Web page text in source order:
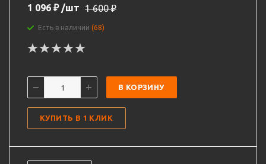
1 096 ₽ /шт 1 600₽
Есть в наличии (68)
В КОРЗИНУ
КУПИТЬ В 1 КЛИК